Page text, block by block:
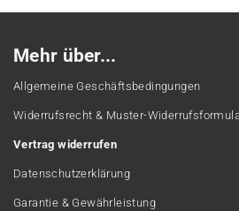
Mehr über...
Allgemeine Geschäftsbedingungen
Widerrufsrecht & Muster-
Vertrag widerrufen
Datenschutzerklärung
Garantie & Gewährleistung